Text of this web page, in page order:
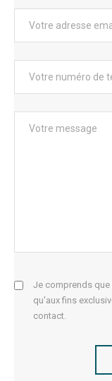
Je comprends
qu'aux fins
contact.